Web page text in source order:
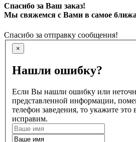
Спасибо за Ваш заказ!
Мы свяжемся с Вами в самое
Спасибо за отправку сообщения!
×
Нашли ошибку?
Если Вы нашли ошибку или
представленной информации,
телефон заведения, то укажите
исправим.